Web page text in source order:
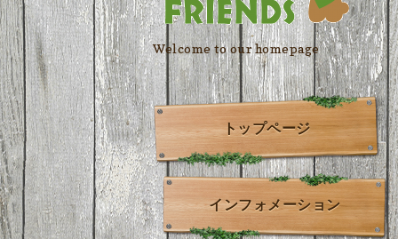
Welcome to our homepage
トップページ
インフォメーション